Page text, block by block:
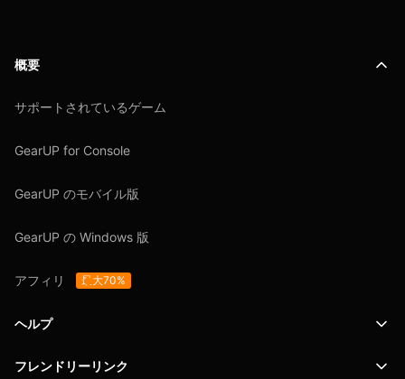
概要
サポートされているゲーム
GearUP for Console
GearUP のモバイル版
GearUP の Windows 版
アフィリ 最大70%
ヘルプ
サポート
フレンドリーリンク